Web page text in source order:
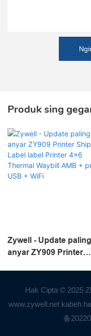
Produk sing
Zywell - Update paling
anyar ZY909 Printer
Waybill AMB + printer
Hak Cipta © 2025
www.zywell.net kabeh
备